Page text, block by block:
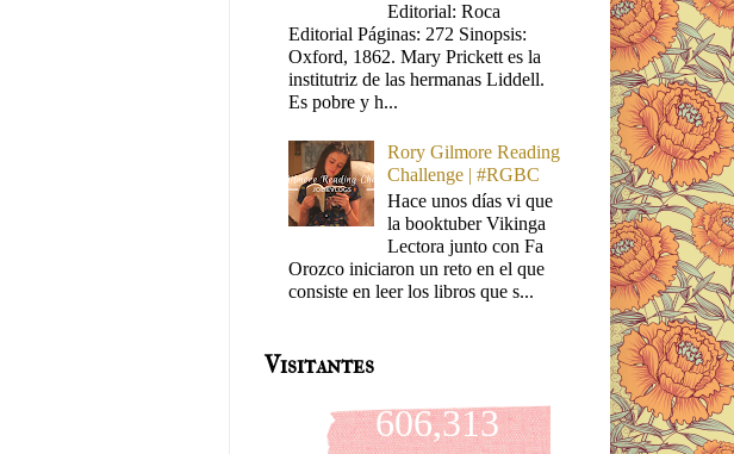
Editorial: Roca
Editorial Páginas: 272 Sinopsis:
Oxford, 1862. Mary Prickett es la
institutriz de las hermanas Liddell.
Es pobre y h...
Rory Gilmore Reading
Challenge | #RGBC
Hace unos días vi que
la booktuber Vikinga
Lectora junto con Fa
Orozco iniciaron un reto en el que
consiste en leer los libros que s...
Visitantes
606,313